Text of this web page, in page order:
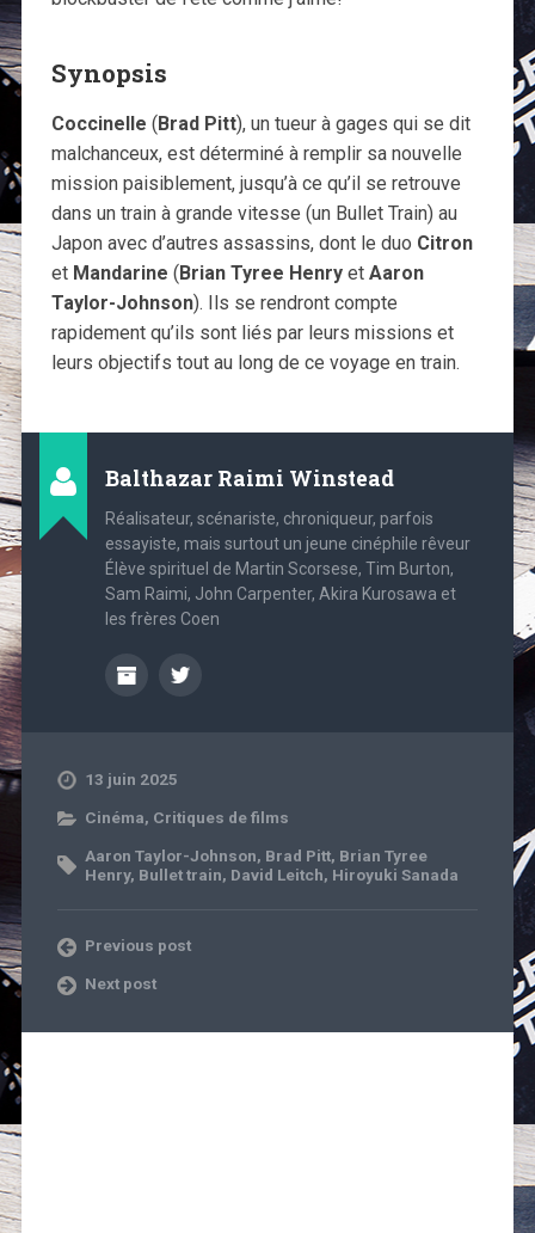
Synopsis
Coccinelle (Brad Pitt), un tueur à gages qui se dit
malchanceux, est déterminé à remplir sa nouvelle
mission paisiblement, jusqu’à ce qu’il se retrouve
dans un train à grande vitesse (un Bullet Train) au
Japon avec d’autres assassins, dont le duo Citron
et Mandarine (Brian Tyree Henryet Aaron
Taylor-Johnson). Ils se rendront compte
rapidement qu’ils sont liés par leurs missions et
leurs objectifs tout au long de ce voyage en train.
Balthazar Raimi Winstead
Réalisateur, scénariste, chroniqueur, parfois
essayiste, mais surtout un jeune cinéphile rêveur
Élève spirituel de Martin Scorsese, Tim Burton,
Sam Raimi, John Carpenter, Akira Kurosawa et
les frères Coen
13 juin 2025
Cinéma, Critiques de films
Aaron Taylor-Johnson, Brad Pitt, Brian Tyree
Henry, Bullet train, David Leitch, Hiroyuki Sanada
Previous post
Next post